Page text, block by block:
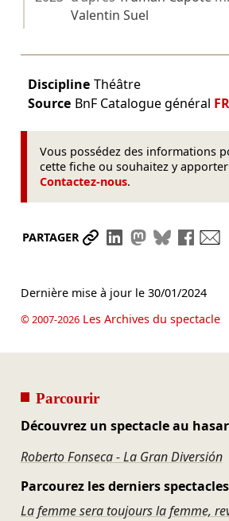
Valentin Suel
Discipline Théâtre
Source BnF Catalogue général
Vous possédez des informations
cette fiche ou souhaitez y
Contactez-nous.
PARTAGER Partager le lien
Partager sur
Partager
Dernière mise à jour le 30/01/2024
© 2007-2026Les Archives du spectacle
Parcourir
Découvrez un spectacle au
Roberto Fonseca - La Gran Diversión
Parcourez les derniers
La femme sera toujours la femme,